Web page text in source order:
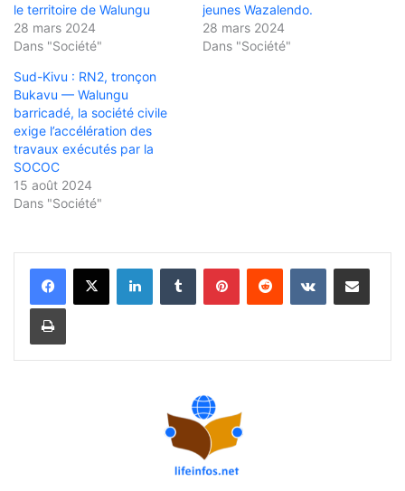
le territoire de Walungu
28 mars 2024
Dans "Société"
jeunes Wazalendo.
28 mars 2024
Dans "Société"
Sud-Kivu : RN2, tronçon
Bukavu — Walungu
barricadé, la société civile
exige l’accélération des
travaux exécutés par la
SOCOC
15 août 2024
Dans "Société"